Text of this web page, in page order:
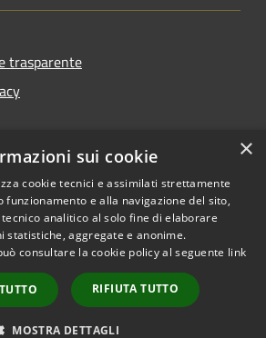
trasparente
Copyright © 2026 • Comune di
Santo Stefano del Sole •
Powered byMunicipium
Accesso redazione
×
sui cookie
cookie tecnici e assimilati strettamente
funzionamento e alla navigazione del sito,
analitico al solo fine di elaborare
statistiche, aggregate e anonime.
consultare la cookie policy al seguente link
RIFIUTA TUTTO
MOSTRA DETTAGLI